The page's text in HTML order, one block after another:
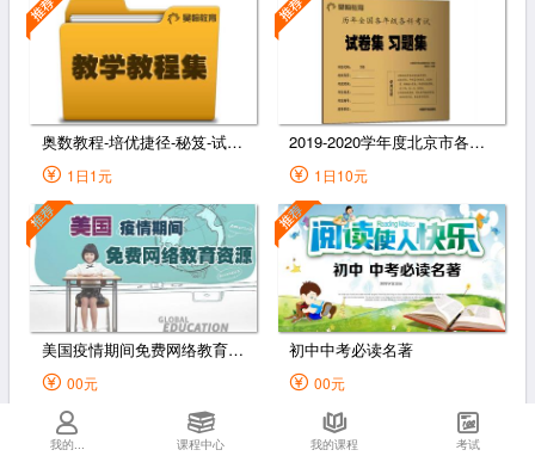
奥数教程-培优捷径-秘笈-试题（1-6年级）
1日1元
2019-2020学年度北京市各区1-6年级第一学期期末试卷
1日10元
美国疫情期间免费网络教育资源
00元
初中中考必读名著
00元
我的... 课程中心 我的课程 考试